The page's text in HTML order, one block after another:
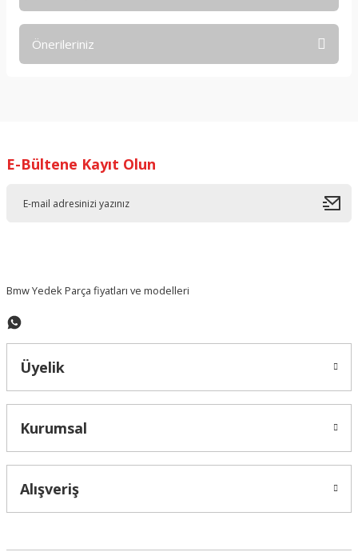
Önerileriniz
Ürün resmi kalitesiz, bozuk veya görüntülenemiyor.
E-Bültene Kayıt Olun
Bmw Yedek Parça fiyatları ve modelleri
Üyelik
Kurumsal
Alışveriş